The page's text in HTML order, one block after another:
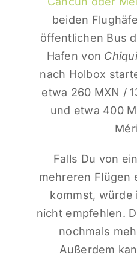
beiden
öffentlichen Bus
Hafen von
nach Holbox
etwa 260 MXN /
und etwa 400
Falls Du von
mehreren Flügen
kommst, würde
nicht empfehlen.
nochmals
Außerdem